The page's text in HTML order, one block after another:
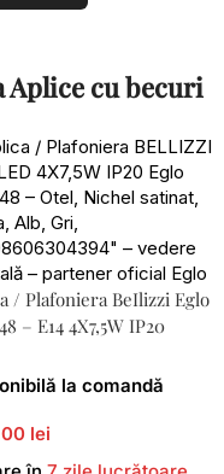
Aplice cu becuri
/ Plafoniera BeIlizzi Eglo
– E14 4X7,5W IP20
la comandă
lei